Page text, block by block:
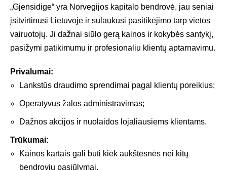
„Gjensidige“ yra Norvegijos kapitalo bendrovė, jau seniai
įsitvirtinusi Lietuvoje ir sulaukusi pasitikėjimo tarp vietos
vairuotojų. Ji dažnai siūlo gerą kainos ir kokybės santykį,
pasižymi patikimumu ir profesionaliu klientų aptarnavimu.
Privalumai:
Lankstūs draudimo sprendimai pagal klientų poreikius;
Operatyvus žalos administravimas;
Dažnos akcijos ir nuolaidos lojaliausiems klientams.
Trūkumai:
Kainos kartais gali būti kiek aukštesnės nei kitų
bendrovių pasiūlymai.